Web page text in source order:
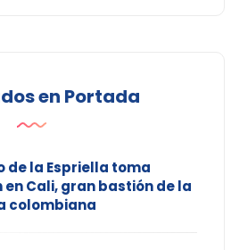
en Portada
de la Espriella toma
en Cali, gran bastión de la
colombiana